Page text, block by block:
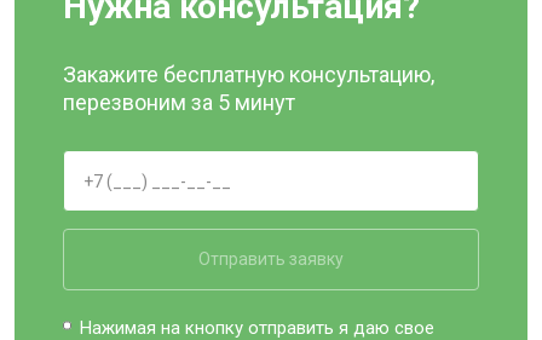
Закажите бесплатную консультацию,
перезвоним за 5 минут
Отправить заявку
Нажимая на кнопку отправить я даю свое